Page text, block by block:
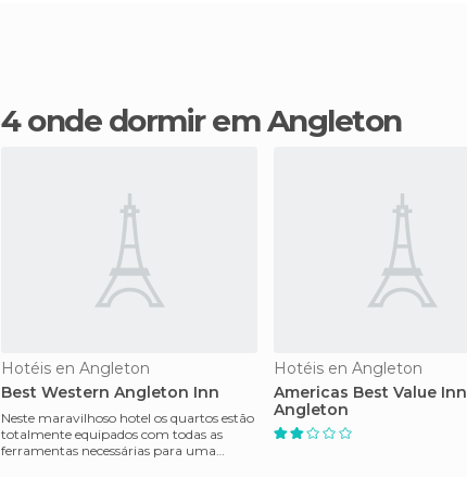
4 onde dormir em Angleton
Hotéis en Angleton
Best Western Angleton Inn
Neste maravilhoso hotel os quartos estão
totalmente equipados com todas as
ferramentas necessárias para uma
Hotéis en Angleton
Americas Best Value Inn
Angleton